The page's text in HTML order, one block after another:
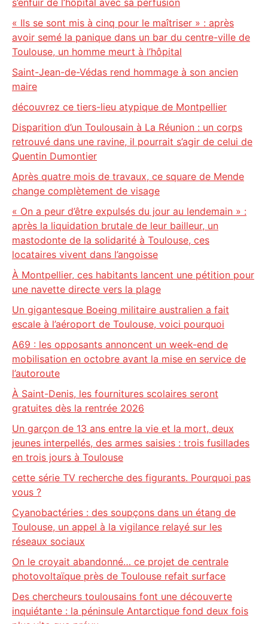
s’enfuir de l’hôpital avec sa perfusion
« Ils se sont mis à cinq pour le maîtriser » : après
avoir semé la panique dans un bar du centre-ville de
Toulouse, un homme meurt à l’hôpital
Saint-Jean-de-Védas rend hommage à son ancien
maire
découvrez ce tiers-lieu atypique de Montpellier
Disparition d’un Toulousain à La Réunion : un corps
retrouvé dans une ravine, il pourrait s’agir de celui de
Quentin Dumontier
Après quatre mois de travaux, ce square de Mende
change complètement de visage
« On a peur d’être expulsés du jour au lendemain » :
après la liquidation brutale de leur bailleur, un
mastodonte de la solidarité à Toulouse, ces
locataires vivent dans l’angoisse
À Montpellier, ces habitants lancent une pétition pour
une navette directe vers la plage
Un gigantesque Boeing militaire australien a fait
escale à l’aéroport de Toulouse, voici pourquoi
A69 : les opposants annoncent un week-end de
mobilisation en octobre avant la mise en service de
l’autoroute
À Saint-Denis, les fournitures scolaires seront
gratuites dès la rentrée 2026
Un garçon de 13 ans entre la vie et la mort, deux
jeunes interpellés, des armes saisies : trois fusillades
en trois jours à Toulouse
cette série TV recherche des figurants. Pourquoi pas
vous ?
Cyanobactéries : des soupçons dans un étang de
Toulouse, un appel à la vigilance relayé sur les
réseaux sociaux
On le croyait abandonné… ce projet de centrale
photovoltaïque près de Toulouse refait surface
Des chercheurs toulousains font une découverte
inquiétante : la péninsule Antarctique fond deux fois